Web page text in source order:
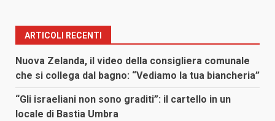
ARTICOLI RECENTI
Nuova Zelanda, il video della consigliera comunale
che si collega dal bagno: “Vediamo la tua biancheria”
“Gli israeliani non sono graditi”: il cartello in un
locale di Bastia Umbra